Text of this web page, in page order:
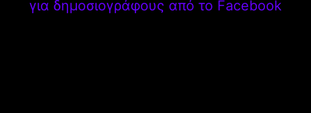
για δημοσιογράφους από το Facebook